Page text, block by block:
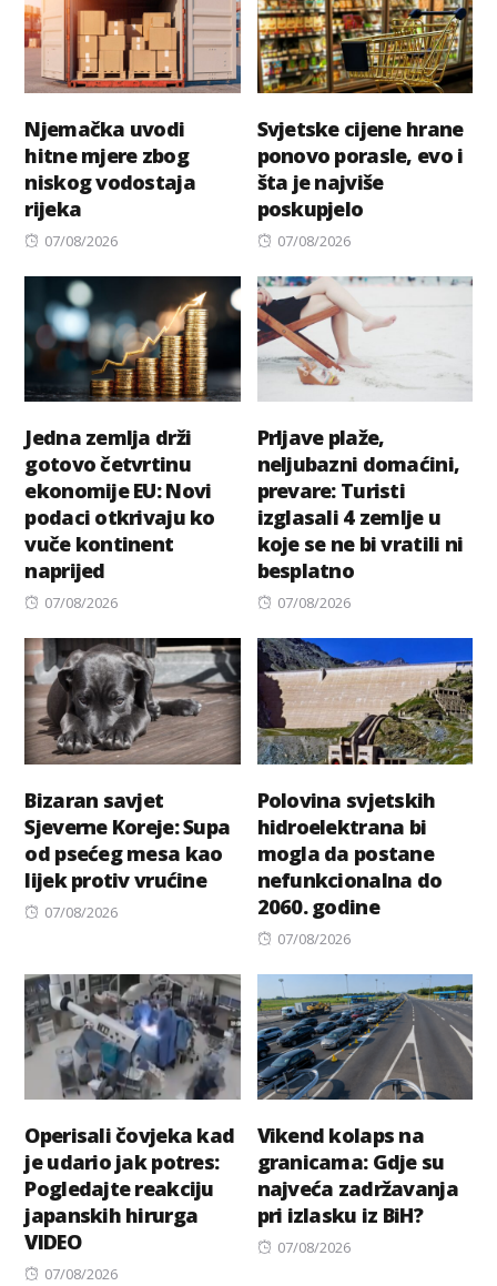
Njemačka uvodi
hitne mjere zbog
niskog vodostaja
rijeka
Posted
07/08/2026
Svjetske cijene hrane
ponovo porasle, evo i
šta je najviše
poskupjelo
Posted
07/08/2026
Jedna zemlja drži
gotovo četvrtinu
ekonomije EU: Novi
podaci otkrivaju ko
vuče kontinent
naprijed
Posted
07/08/2026
Prljave plaže,
neljubazni domaćini,
prevare: Turisti
izglasali 4 zemlje u
koje se ne bi vratili ni
besplatno
Posted
07/08/2026
Bizaran savjet
Sjeverne Koreje: Supa
od psećeg mesa kao
lijek protiv vrućine
Posted
07/08/2026
Polovina svjetskih
hidroelektrana bi
mogla da postane
nefunkcionalna do
2060. godine
Posted
07/08/2026
Operisali čovjeka kad
je udario jak potres:
Pogledajte reakciju
japanskih hirurga
VIDEO
Posted
07/08/2026
Vikend kolaps na
granicama: Gdje su
najveća zadržavanja
pri izlasku iz BiH?
Posted
07/08/2026